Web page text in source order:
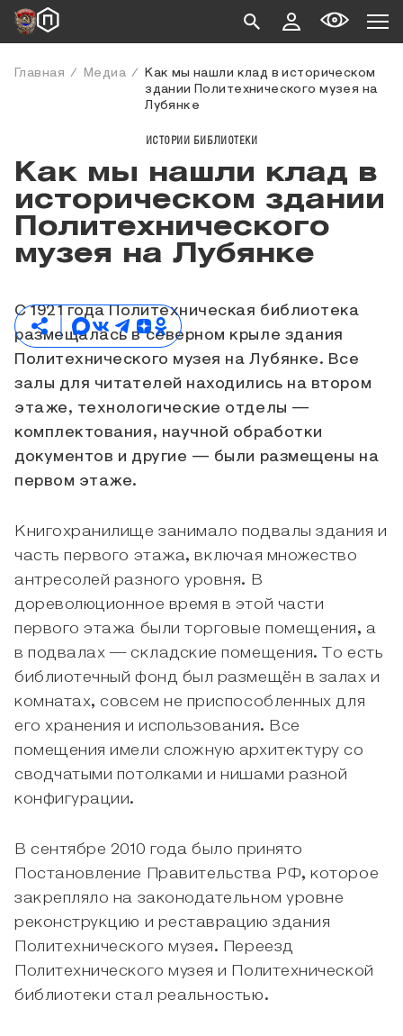
Главная Медиа
Как мы нашли клад в историческом
здании Политехнического музея на
Лубянке
ИСТОРИИ БИБЛИОТЕКИ
Как мы нашли клад в
историческом здании
Политехнического
музея на Лубянке
С 1921 года Политехническая библиотека
размещалась в северном крыле здания
Политехнического музея на Лубянке. Все
залы для читателей находились на втором
этаже, технологические отделы —
комплектования, научной обработки
документов и другие — были размещены на
первом этаже.
Книгохранилище занимало подвалы здания и
часть первого этажа, включая множество
антресолей разного уровня. В
дореволюционное время в этой части
первого этажа были торговые помещения, а
в подвалах — складские помещения. То есть
библиотечный фонд был размещён в залах и
комнатах, совсем не приспособленных для
его хранения и использования. Все
помещения имели сложную архитектуру со
сводчатыми потолками и нишами разной
конфигурации.
В сентябре 2010 года было принято
Постановление Правительства РФ, которое
закрепляло на законодательном уровне
реконструкцию и реставрацию здания
Политехнического музея. Переезд
Политехнического музея и Политехнической
библиотеки стал реальностью.